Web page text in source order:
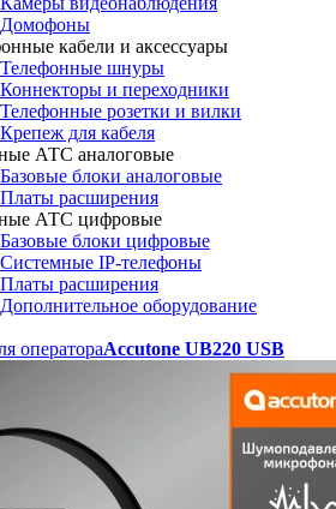
Домофоны
кабели и аксессуары
Телефонные шнуры
Коннекторы и переходники
Телефонные розетки и вилки
Крепеж для кабеля
АТС аналоговые
Базовые блоки аналоговые
Платы расширения
АТС цифровые
Базовые блоки цифровые
Системные IP-телефоны
Платы расширения
Дополнительное оборудование
оператораAccutone UB220 USB